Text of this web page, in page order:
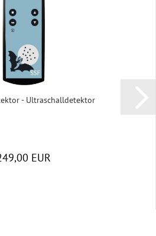
- Ul­tra­schall­de­tek­tor
EUR